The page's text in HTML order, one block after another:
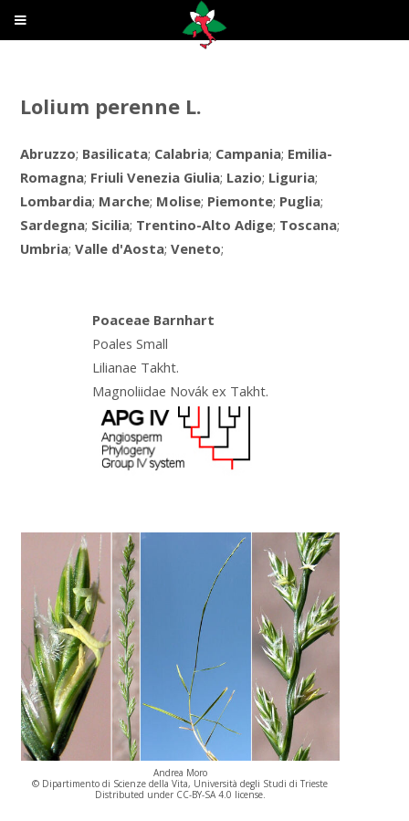
Lolium perenne L.
Abruzzo; Basilicata; Calabria; Campania; Emilia-
Romagna; Friuli Venezia Giulia; Lazio; Liguria;
Lombardia; Marche; Molise; Piemonte; Puglia;
Sardegna; Sicilia; Trentino-Alto Adige; Toscana;
Umbria;Valle d'Aosta;Veneto;
Poaceae Barnhart
Poales Small
Lilianae Takht.
Magnoliidae Novák ex Takht.
Andrea Moro
© Dipartimento di Scienze della Vita, Università degli Studi di Trieste
Distributed under CC-BY-SA 4.0 license.